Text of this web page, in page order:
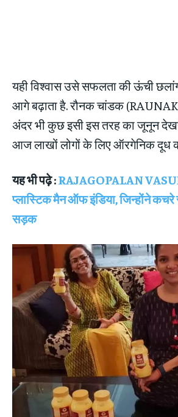
यही विश्वास उसे सफलता की ऊंची
आगे बढ़ाता है. रौनक चांडक
अंदर भी कुछ इसी इस तरह का जूनून
आज लाखों लोगों के लिए ऑरगेनिक दूध
यह भी पढ़े :RAJAGOPALAN
प्लास्टिक मैन ऑफ इंडिया, जिन्होंने कचरे
सड़क